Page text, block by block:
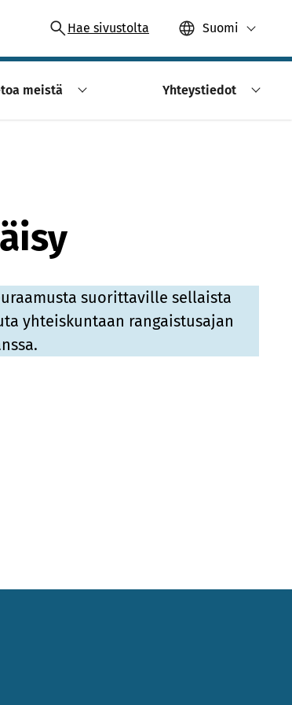
Hae sivustolta Suomi
meistä Yhteystiedot
suorittaville sellaista
yhteiskuntaan rangaistusajan